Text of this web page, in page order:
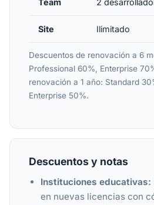
Team 2
Site Ilimitado
Descuentos de renovación a 6
Professional 60%, Enterprise
renovación a 1 año: Standard
Enterprise 50%.
Descuentos y notas
Instituciones educativas:
en nuevas licencias con